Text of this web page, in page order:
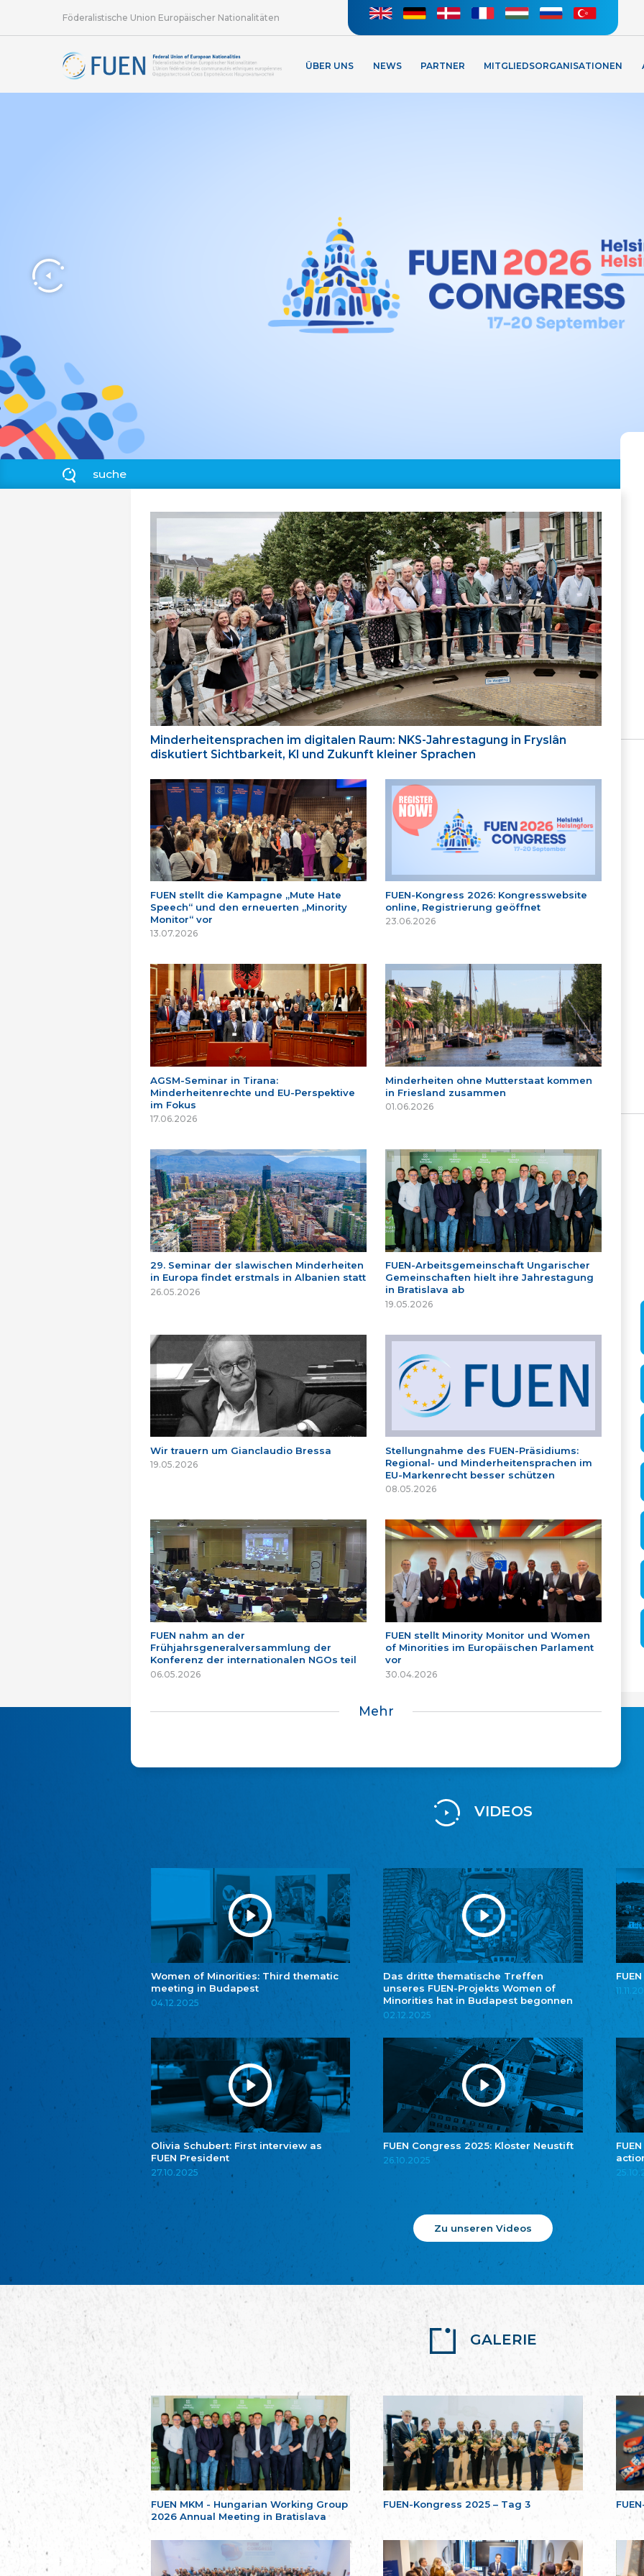
Föderalistische Union Europäischer Nationalitäten
ÜBER UNS NEWS PARTNER MITGLIEDSORGANISATIONEN
Minderheitensprachen im digitalen Raum: NKS-Jahrestagung in Fryslân
diskutiert Sichtbarkeit, KI und Zukunft kleiner Sprachen
FUEN stellt die Kampagne „Mute Hate
Speech“ und den erneuerten „Minority
Monitor“ vor
13.07.2026
FUEN-Kongress 2026: Kongresswebsite
online, Registrierung geöffnet
23.06.2026
AGSM-Seminar in Tirana:
Minderheitenrechte und EU-Perspektive
im Fokus
17.06.2026
Minderheiten ohne Mutterstaat kommen
in Friesland zusammen
01.06.2026
29. Seminar der slawischen Minderheiten
in Europa findet erstmals in Albanien statt
26.05.2026
FUEN-Arbeitsgemeinschaft Ungarischer
Gemeinschaften hielt ihre Jahrestagung
in Bratislava ab
19.05.2026
Wir trauern um Gianclaudio Bressa
19.05.2026
Stellungnahme des FUEN-Präsidiums:
Regional- und Minderheitensprachen im
EU-Markenrecht besser schützen
08.05.2026
FUEN nahm an der
Frühjahrsgeneralversammlung der
Konferenz der internationalen NGOs teil
06.05.2026
FUEN stellt Minority Monitor und Women
of Minorities im Europäischen Parlament
vor
30.04.2026
Mehr
VIDEOS
Women of Minorities: Third thematic
meeting in Budapest
04.12.2025
Das dritte thematische Treffen
unseres FUEN-Projekts Women of
Minorities hat in Budapest begonnen
02.12.2025
Olivia Schubert: First interview as
FUEN President
27.10.2025
FUEN Congress 2025: Kloster Neustift
26.10.2025
Zu unseren Videos
GALERIE
FUEN MKM - Hungarian Working Group
2026 Annual Meeting in Bratislava
FUEN-Kongress 2025 – Tag 3